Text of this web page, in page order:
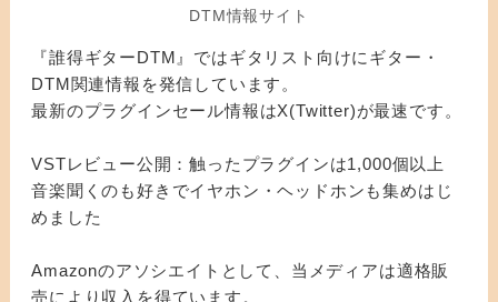
DTM情報サイト
『誰得ギターDTM』ではギタリスト向けにギター・
DTM関連情報を発信しています。
最新のプラグインセール情報はX(Twitter)が最速です。
VSTレビュー公開：触ったプラグインは1,000個以上
音楽聞くのも好きでイヤホン・ヘッドホンも集めはじ
めました
Amazonのアソシエイトとして、当メディアは適格販
売により収入を得ています。